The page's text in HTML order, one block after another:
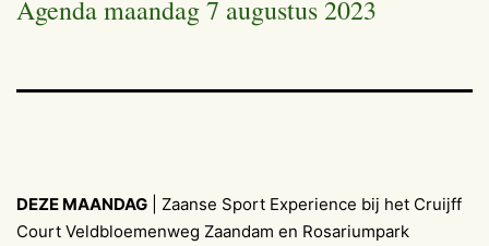
Agenda maandag 7 augustus 2023
DEZE MAANDAG | Zaanse Sport Experience bij het Cruijff
Court Veldbloemenweg Zaandam en Rosariumpark